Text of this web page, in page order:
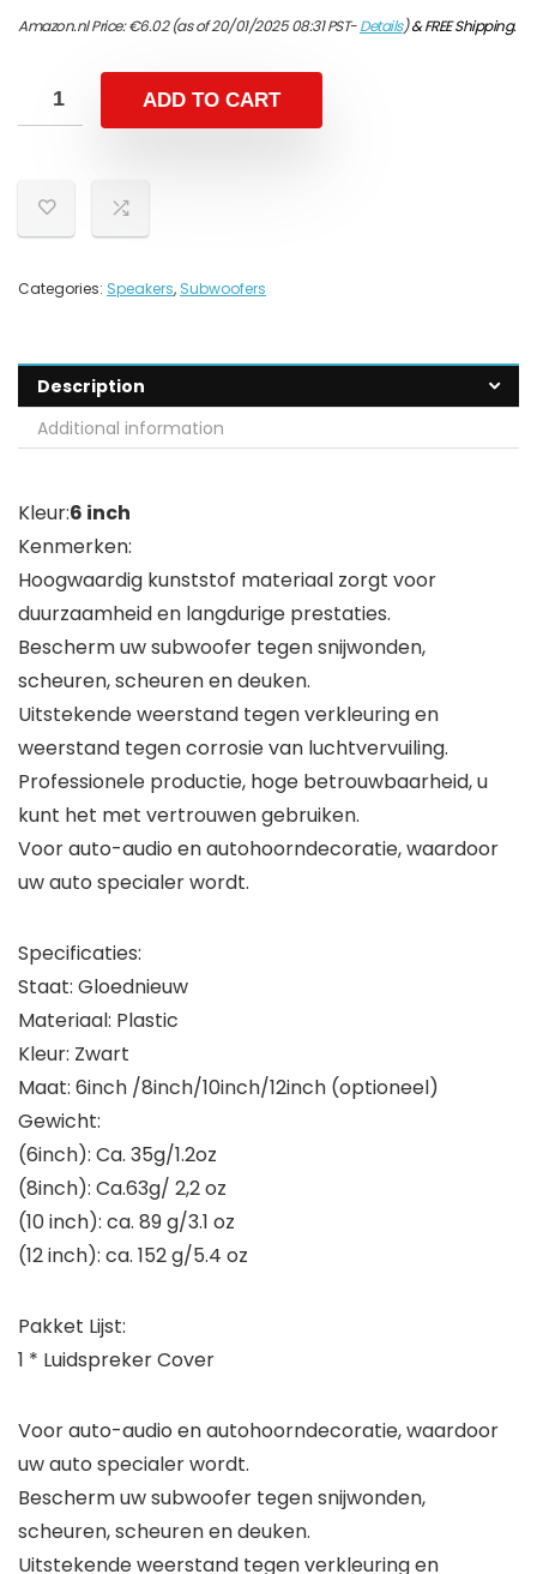
Amazon.nl Price:€6.02(as of 20/01/2025 08:31 PST-Details)&FREE Shipping.
ADD TO CART
Categories: Speakers, Subwoofers
Description
Additional information
Kleur:6 inch
Kenmerken:
Hoogwaardig kunststof materiaal zorgt voor
duurzaamheid en langdurige prestaties.
Bescherm uw subwoofer tegen snijwonden,
scheuren, scheuren en deuken.
Uitstekende weerstand tegen verkleuring en
weerstand tegen corrosie van luchtvervuiling.
Professionele productie, hoge betrouwbaarheid, u
kunt het met vertrouwen gebruiken.
Voor auto-audio en autohoorndecoratie, waardoor
uw auto specialer wordt.
Specificaties:
Staat: Gloednieuw
Materiaal: Plastic
Kleur: Zwart
Maat: 6inch /8inch/10inch/12inch (optioneel)
Gewicht:
(6inch): Ca. 35g/1.2oz
(8inch): Ca.63g/ 2,2 oz
(10 inch): ca. 89 g/3.1 oz
(12 inch): ca. 152 g/5.4 oz
Pakket Lijst:
1 * Luidspreker Cover
Voor auto-audio en autohoorndecoratie, waardoor
uw auto specialer wordt.
Bescherm uw subwoofer tegen snijwonden,
scheuren, scheuren en deuken.
Uitstekende weerstand tegen verkleuring en